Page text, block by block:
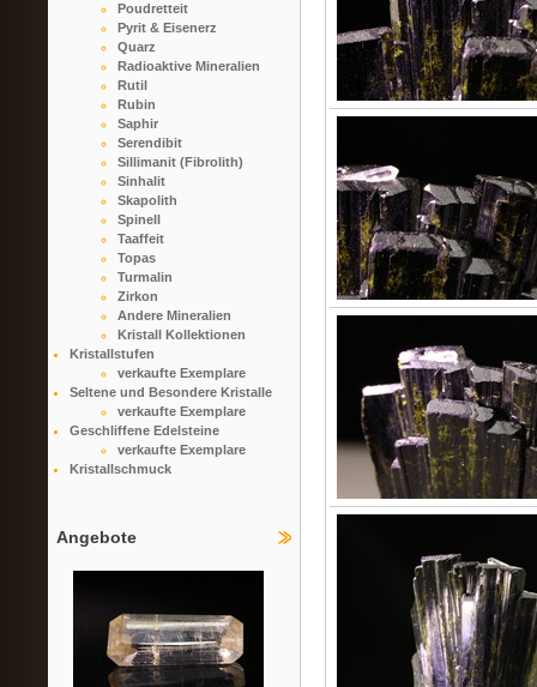
Poudretteit
Pyrit & Eisenerz
Quarz
Radioaktive Mineralien
Rutil
Rubin
Saphir
Serendibit
Sillimanit (Fibrolith)
Sinhalit
Skapolith
Spinell
Taaffeit
Topas
Turmalin
Zirkon
Andere Mineralien
Kristall Kollektionen
Kristallstufen
verkaufte Exemplare
Seltene und Besondere Kristalle
verkaufte Exemplare
Geschliffene Edelsteine
verkaufte Exemplare
Kristallschmuck
Angebote